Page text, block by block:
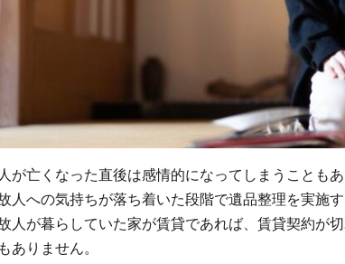
が亡くなった直後は感情的になってしまうことも
人への気持ちが落ち着いた段階で遺品整理を実施す
人が暮らしていた家が賃貸であれば、賃貸契約が
ありません。